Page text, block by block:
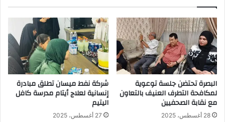
البصرة تحتضن جلسة توعوية
لمكافحة التطرف العنيف بالتعاون
مع نقابة الصحفيين
28 أغسطس، 2025
شركة نفط ميسان تطلق مبادرة
إنسانية لعلاج أيتام مدرسة كافل
اليتيم
27 أغسطس، 2025